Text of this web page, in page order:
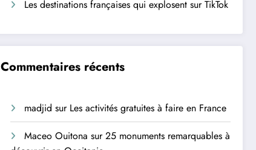
Les destinations françaises qui explosent sur TikTok
Commentaires récents
madjid sur Les activités gratuites à faire en France
Maceo Ouitona sur25 monuments remarquables à